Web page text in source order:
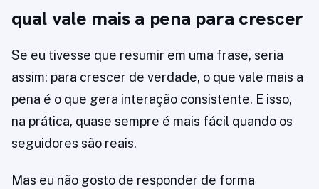
qual vale mais a pena para crescer
Se eu tivesse que resumir em uma frase, seria
assim: para crescer de verdade, o que vale mais a
pena é o que gera interação consistente. E isso,
na prática, quase sempre é mais fácil quando os
seguidores são reais.
Mas eu não gosto de responder de forma